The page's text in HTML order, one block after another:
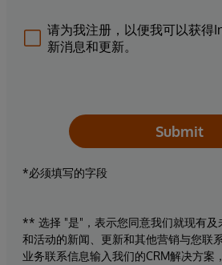
请为我注册，以便我可以获
新消息和更新。
Submit
*必须填写的字段
** 选择 "是"，表示您同意我们就现有及
和活动的新闻、更新和其他营销与您联
业务联系信息输入我们的CRM解决方案